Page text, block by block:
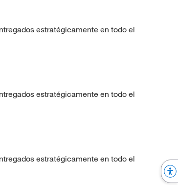
estratégicamente en todo el
estratégicamente en todo el
estratégicamente en todo el